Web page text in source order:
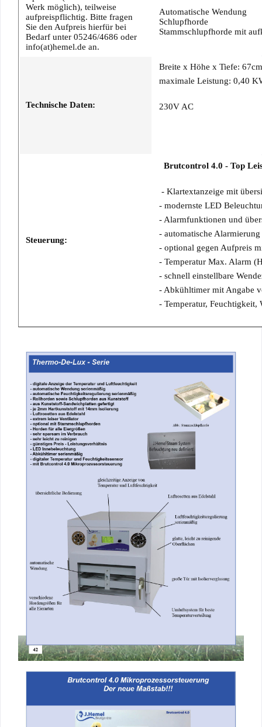
Werk möglich), teilweise
aufpreispflichtig. Bitte fragen
Sie den Aufpreis hierfür bei
Bedarf unter 05246/4686 oder
info(at)hemel.de an.
Automatische Wendung
Schlupfhorde
Stammschlupfhorde mit
Technische Daten:
Breite x Höhe x Tiefe:
maximale Leistung: 0,40
230V AC
Steuerung:
Brutcontrol 4.0 - Top
- Klartextanzeige mit
- modernste LED
- Alarmfunktionen und
- automatische Alarmierung
- optional gegen Aufpreis
- Temperatur Max. Alarm
- schnell einstellbare
- Abkühltimer mit Angabe
- Temperatur,